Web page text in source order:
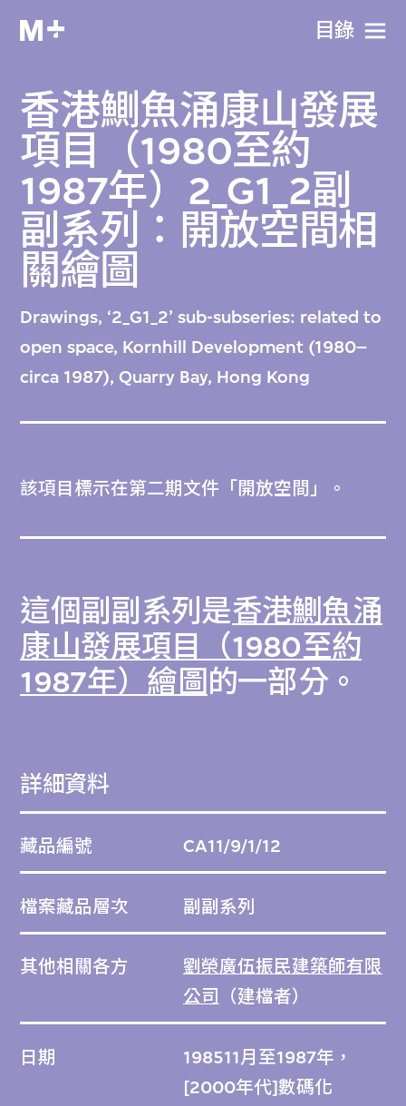
目​錄
香港鰂魚涌康山發展
項目（1980至約
1987年）2_G1_2副
副系列：開放空間相
關繪圖
Drawings, ‘2_G1_2’ sub-subseries: related to
open space, Kornhill Development (1980–
circa 1987), Quarry Bay, Hong Kong
該項目標示在第二期文件「開放空間」。
這個副副系列是香港鰂魚涌
康山發展項目（1980至約
1987年）繪圖的一部分。
詳細資料
藏品編號 CA11/9/1/12
檔案藏品層次 副副系列
其他相關各方
劉榮廣伍振民建築師有限
公司
（建檔者）
日期
198511月至1987年，
[2000年代]數碼化